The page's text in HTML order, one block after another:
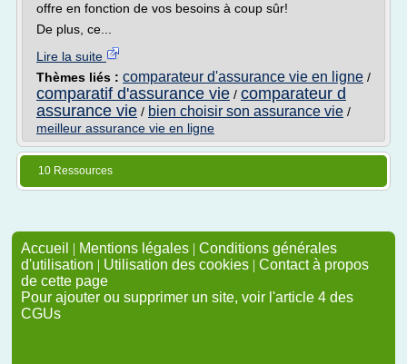
offre en fonction de vos besoins à coup sûr!
De plus, ce...
Lire la suite
Thèmes liés : comparateur d'assurance vie en ligne /
comparatif d'assurance vie / comparateur d
assurance vie / bien choisir son assurance vie /
meilleur assurance vie en ligne
10 Ressources
Accueil | Mentions légales | Conditions générales
d'utilisation | Utilisation des cookies | Contact à propos
de cette page
Pour ajouter ou supprimer un site, voir l'article 4 des
CGUs